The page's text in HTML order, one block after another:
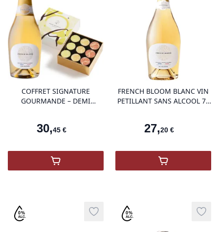
COFFRET SIGNATURE
GOURMANDE – DEMI
30,45 €
product variant items in cart, view
,Coffret Signature Gourmande – Demi
FRENCH BLOOM BLANC VIN
PETILLANT SANS ALCOOL 75
27,20 €
,FRENCH
Sans alcool
0%
ALC. Add to wishlist
Sans alcool
0%
ALC. Add